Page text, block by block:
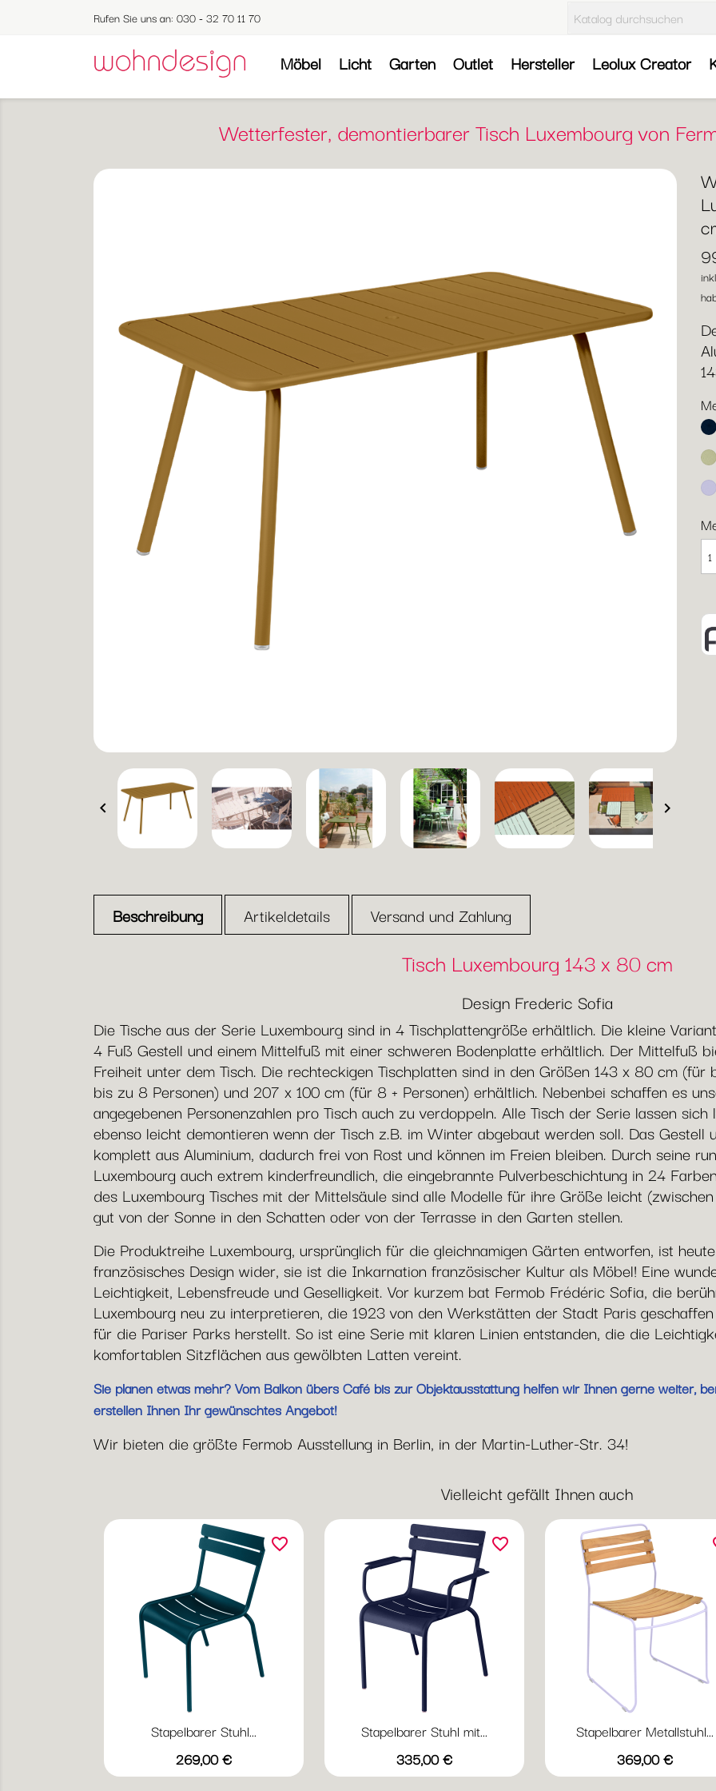
Rufen Sie uns an: 030 - 32 70 11 70
Möbel Licht Garten Outlet Hersteller Leolux Creator
Wetterfester, demontierbarer Tisch Luxembourg von
 
Beschreibung Artikeldetails Versand und Zahlung
Tisch Luxembourg 143 x 80 cm
Design Frederic Sofia
Die Tische aus der Serie Luxembourg sind in 4 Tischplattengröße erhältlich. Die kleine
4 Fuß Gestell und einem Mittelfuß mit einer schweren Bodenplatte erhältlich. Der Mittelfuß
Freiheit unter dem Tisch. Die rechteckigen Tischplatten sind in den Größen 143 x 80 cm
bis zu 8 Personen) und 207 x 100 cm (für 8 + Personen) erhältlich. Nebenbei schaffen es
angegebenen Personenzahlen pro Tisch auch zu verdoppeln. Alle Tisch der Serie lassen
ebenso leicht demontieren wenn der Tisch z.B. im Winter abgebaut werden soll. Das Gestell
komplett aus Aluminium, dadurch frei von Rost und können im Freien bleiben. Durch seine
Luxembourg auch extrem kinderfreundlich, die eingebrannte Pulverbeschichtung in 24
des Luxembourg Tisches mit der Mittelsäule sind alle Modelle für ihre Größe leicht
gut von der Sonne in den Schatten oder von der Terrasse in den Garten stellen.
Die Produktreihe Luxembourg, ursprünglich für die gleichnamigen Gärten entworfen, ist
französisches Design wider, sie ist die Inkarnation französischer Kultur als Möbel! Eine
Leichtigkeit, Lebensfreude und Geselligkeit. Vor kurzem bat Fermob Frédéric Sofia, die
Luxembourg neu zu interpretieren, die 1923 von den Werkstätten der Stadt Paris
für die Pariser Parks herstellt. So ist eine Serie mit klaren Linien entstanden, die die
komfortablen Sitzflächen aus gewölbten Latten vereint.
Sie planen etwas mehr? Vom Balkon übers Café bis zur Objektausstattung helfen wir Ihnen gerne weiter,
erstellen Ihnen Ihr gewünschtes Angebot!
Wir bieten die größte Fermob Ausstellung in Berlin, in der Martin-Luther-Str. 34!
Vielleicht gefällt Ihnen auch
Stapelbarer Stuhl...
Preis
269,00 €
Vorschau
AbyssblauAcapulcoblau
Anthrazit
Chili Gewittergrau
favorite_border
Stapelbarer Stuhl mit...
Preis
335,00 €
Vorschau
AbyssblauAcapulcoblau
Anthrazit
Chili Gewittergrau
favorite_border
Stapelbarer Metallstuhl...
Preis
369,00 €
Vorschau
AbyssblauAcapulcoblau
Anthrazit
Chili